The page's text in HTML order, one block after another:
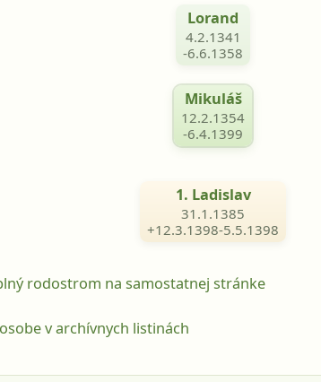
Lorand
4.2.1341
-6.6.1358
Mikuláš
12.2.1354
-6.4.1399
1. Ladislav
31.1.1385
+12.3.1398-5.5.1398
rodostrom na samostatnej stránke
v archívnych listinách